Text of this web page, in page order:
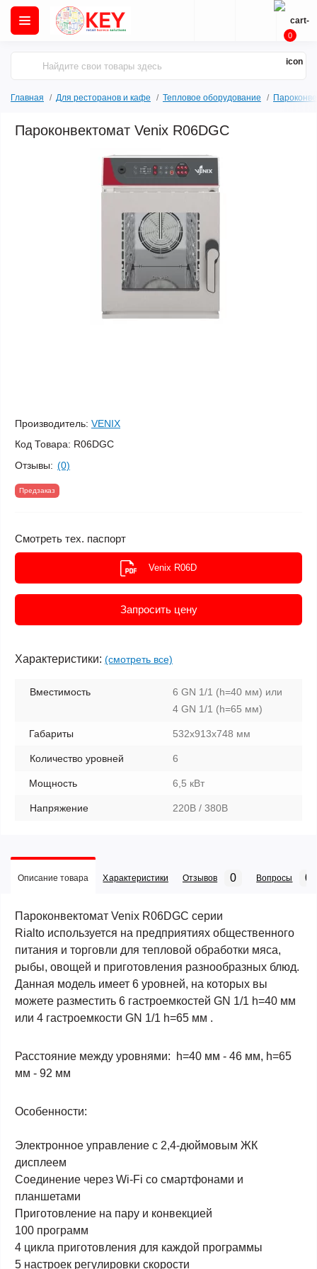
0
Главная Для ресторанов и кафе Тепловое оборудование
Пароконвектомат Venix R06DGC
Производитель: VENIX
Код Товара: R06DGC
Отзывы: (0)
Предзаказ
Смотреть тех. паспорт
Venix R06D
Запросить цену
Характеристики: (смотреть все)
Вместимость
6 GN 1/1 (h=40 мм) или
4 GN 1/1 (h=65 мм)
Габариты 532х913х748 мм
Количество уровней 6
Мощность 6,5 кВт
Напряжение 220В / 380В
Описание товара Характеристики Отзывов 0 Вопросы 0
Пароконвектомат Venix R06DGC серии
Rialto используется на предприятиях общественного
питания и торговли для тепловой обработки мяса,
рыбы, овощей и приготовления разнообразных блюд.
Данная модель имеет 6 уровней, на которых вы
можете разместить 6 гастроемкостей GN 1/1 h=40 мм
или 4 гастроемкости GN 1/1 h=65 мм .
Расстояние между уровнями:
h=40 мм - 46 мм, h=65
мм - 92 мм
Особенности:
Электронное управление с 2,4-дюймовым ЖК
дисплеем
Соединение через Wi-Fi со смартфонами и
планшетами
Приготовление на пару и конвекцией
100 программ
4 цикла приготовления для каждой программы
5 настроек регулировки скорости